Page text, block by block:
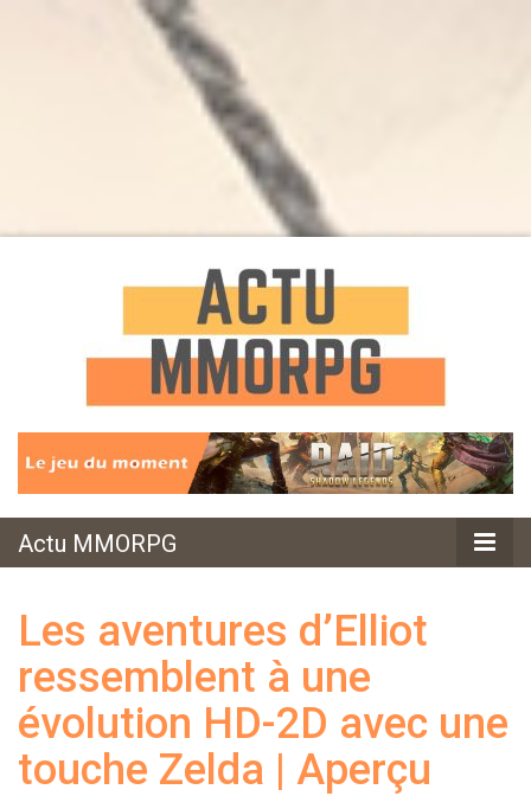
Actu
MMORPG
Actu MMORPG
Les aventures d’Elliot
ressemblent à une
évolution HD-2D avec une
touche Zelda | Aperçu